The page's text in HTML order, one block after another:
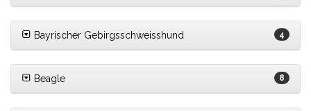
Bayrischer Gebirgsschweisshund 4
Beagle 8